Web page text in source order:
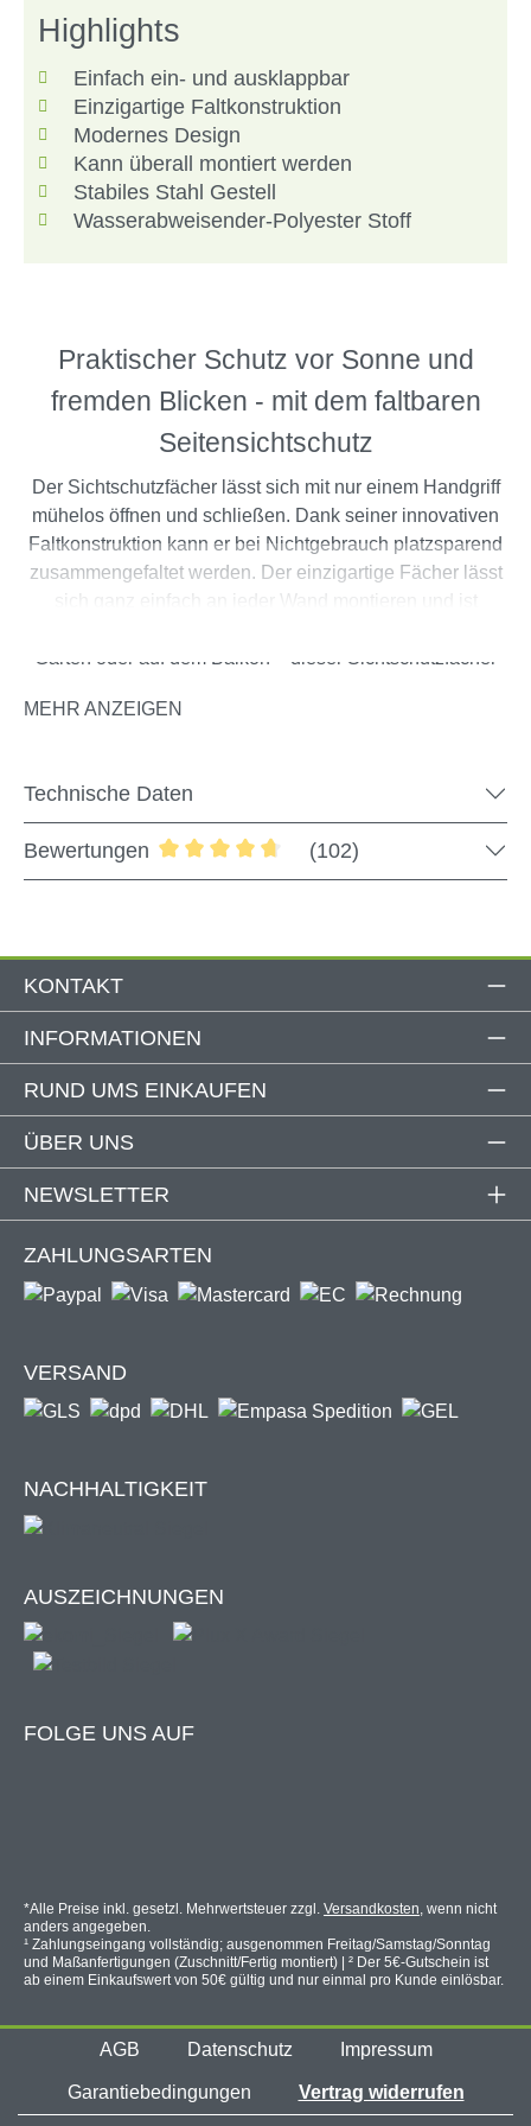
Highlights
Einfach ein- und ausklappbar
Einzigartige Faltkonstruktion
Modernes Design
Kann überall montiert werden
Stabiles Stahl Gestell
Wasserabweisender-Polyester Stoff
Praktischer Schutz vor Sonne und
fremden Blicken - mit dem faltbaren
Seitensichtschutz
Der Sichtschutzfächer lässt sich mit nur einem Handgriff
mühelos öffnen und schließen. Dank seiner innovativen
Faltkonstruktion kann er bei Nichtgebrauch platzsparend
zusammengefaltet werden. Der einzigartige Fächer lässt
sich ganz einfach an jeder Wand montieren und ist
Garten oder auf dem Balkon – dieser Sichtschutzfächer
sondern auch durch seine ansprechende Optik, die
Schutz vor Wind und verschiedenen
Witterungsbedingungen.
Verschiedene Größen wählbar
Maße Wandhalterung: 97 x 109 mm
Tuchfarben: Anthrazit, Terracotta, Grau
Effekt
Ausfahrbar bis Windstärke 4
Material Gestell: Stahl, pulverbeschichtet
Gewebe: 180 g/m² Polyester mit PU-Beschichtung
Ohne Schrauben & Dübel
Windstärken bis max. 28 km/h. Hierbei bewegen
MEHR ANZEIGEN
Technische Daten
Bewertungen
Durchschnittliche Bewertung von 4.78
(102)
KONTAKT
INFORMATIONEN
RUND UMS EINKAUFEN
ÜBER UNS
NEWSLETTER
ZAHLUNGSARTEN
VERSAND
NACHHALTIGKEIT
AUSZEICHNUNGEN
FOLGE UNS AUF
*Alle Preise inkl. gesetzl. Mehrwertsteuer zzgl. Versandkosten, wenn nicht
anders angegeben.
¹ Zahlungseingang vollständig; ausgenommen Freitag/Samstag/Sonntag
und Maßanfertigungen (Zuschnitt/Fertig montiert) | ² Der 5€-Gutschein ist
ab einem Einkaufswert von 50€ gültig und nur einmal pro Kunde einlösbar.
AGB Datenschutz Impressum
Garantiebedingungen Vertrag widerrufen